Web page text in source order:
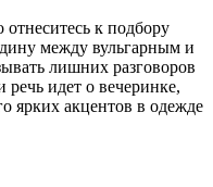
к подбору
между вульгарным и
лишних разговоров
речь идет о вечеринке,
ярких акцентов в одежде